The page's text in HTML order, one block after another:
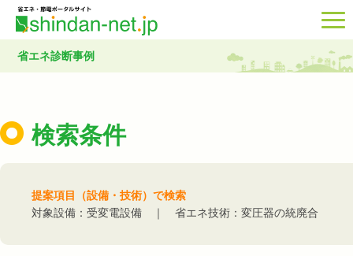
省エネ診断事例
検索条件
提案項目（設備・技術）で検索
対象設備：受変電設備 ｜ 省エネ技術：変圧器の統廃合